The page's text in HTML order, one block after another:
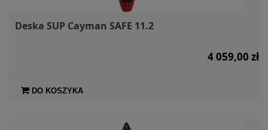
Deska SUP Cayman SAFE 11.2
4 059,00 zł
DO KOSZYKA